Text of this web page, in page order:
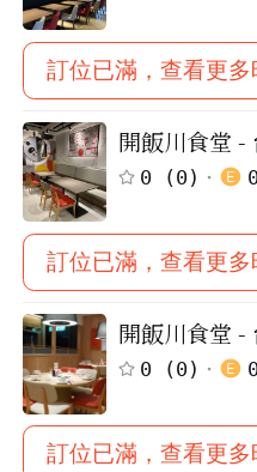
訂位已滿，查看更多
開飯川食堂 -
0 (0 )
訂位已滿，查看更多
開飯川食堂 -
0 (0 )
訂位已滿，查看更多